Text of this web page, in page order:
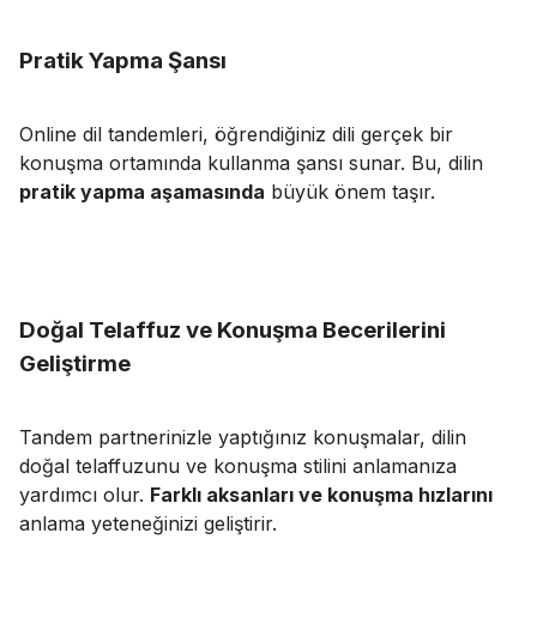
Pratik Yapma Şansı
Online dil tandemleri, öğrendiğiniz dili gerçek bir
konuşma ortamında kullanma şansı sunar. Bu, dilin
pratik yapma aşamasında büyük önem taşır.
Doğal Telaffuz ve Konuşma Becerilerini
Geliştirme
Tandem partnerinizle yaptığınız konuşmalar, dilin
doğal telaffuzunu ve konuşma stilini anlamanıza
yardımcı olur. Farklı aksanları ve konuşma hızlarını
anlama yeteneğinizi geliştirir.